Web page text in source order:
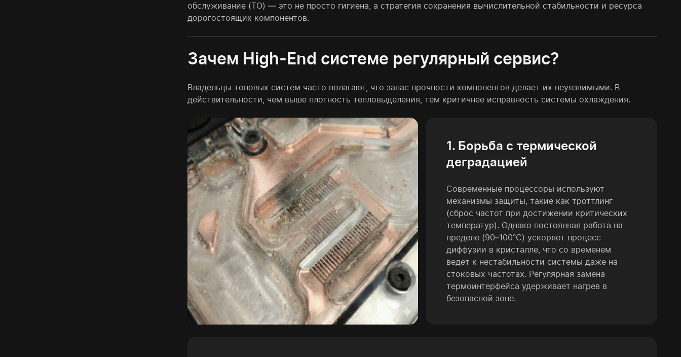
обслуживание (ТО) — это не просто гигиена, а стратегия сохранения вычислительной стабильности и ресурса
дорогостоящих компонентов.
Зачем High-End системе регулярный сервис?
Владельцы топовых систем часто полагают, что запас прочности компонентов делает их неуязвимыми. В
действительности, чем выше плотность тепловыделения, тем критичнее исправность системы охлаждения.
1. Борьба с термической
деградацией
Современные процессоры используют
механизмы защиты, такие как троттлинг
(сброс частот при достижении критических
температур). Однако постоянная работа на
пределе (90–100°C) ускоряет процесс
диффузии в кристалле, что со временем
ведет к нестабильности системы даже на
стоковых частотах. Регулярная замена
термоинтерфейса удерживает нагрев в
безопасной зоне.